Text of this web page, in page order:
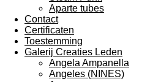
Aparte tubes
Contact
Certificaten
Toestemming
Galerij Creaties Leden
Angela Ampanella
Angeles (NINES)